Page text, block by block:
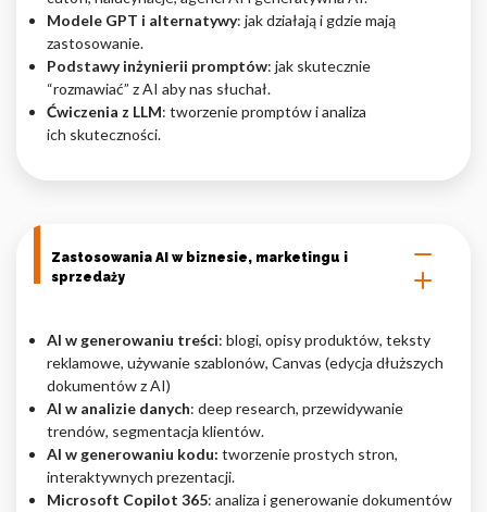
Modele GPT i alternatywy: jak działają i gdzie mają
zastosowanie.
Podstawy inżynierii promptów: jak skutecznie
“rozmawiać” z AI aby nas słuchał.
Ćwiczenia z LLM: tworzenie promptów i analiza
ich skuteczności.
Zastosowania AI w biznesie, marketingu i
sprzedaży
AI w generowaniu treści: blogi, opisy produktów, teksty
reklamowe, używanie szablonów, Canvas (edycja dłuższych
dokumentów z AI)
AI w analizie danych: deep research, przewidywanie
trendów, segmentacja klientów.
AI w generowaniu kodu: tworzenie prostych stron,
interaktywnych prezentacji.
Microsoft Copilot 365: analiza i generowanie dokumentów
Nieklasyfikowane pliki cookie, to pliki, które są w procesie
klasyfikowania, wraz z dostawcami poszczególnych ciasteczek.
Odrzuć